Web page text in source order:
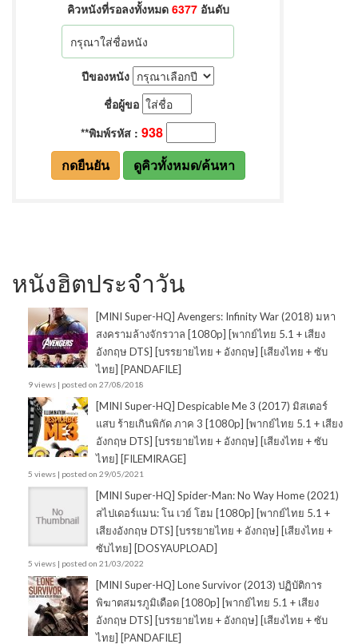
หนังฮิตประจำวัน
[MINI Super-HQ] Avengers: Infinity War (2018) มหา
สงครามล้างจักรวาล [1080p] [พากย์ไทย 5.1 + เสียง
อังกฤษ DTS] [บรรยายไทย + อังกฤษ] [เสียงไทย + ซับ
ไทย] [PANDAFILE]
9 views | posted on 27/08/2018
[MINI Super-HQ] Despicable Me 3 (2017) มิสเตอร์
แสบ ร้ายเกินพิกัด ภาค 3 [1080p] [พากย์ไทย 5.1 + เสียง
อังกฤษ DTS] [บรรยายไทย + อังกฤษ] [เสียงไทย + ซับ
ไทย] [FILEMIRAGE]
5 views | posted on 29/05/2021
[MINI Super-HQ] Spider-Man: No Way Home (2021)
สไปเดอร์แมน: โน เวย์ โฮม [1080p] [พากย์ไทย 5.1 +
เสียงอังกฤษ DTS] [บรรยายไทย + อังกฤษ] [เสียงไทย +
ซับไทย] [DOSYAUPLOAD]
5 views | posted on 21/03/2022
[MINI Super-HQ] Lone Survivor (2013) ปฏิบัติการ
พิฆาตสมรภูมิเดือด [1080p] [พากย์ไทย 5.1 + เสียง
อังกฤษ DTS] [บรรยายไทย + อังกฤษ] [เสียงไทย + ซับ
ไทย] [PANDAFILE]